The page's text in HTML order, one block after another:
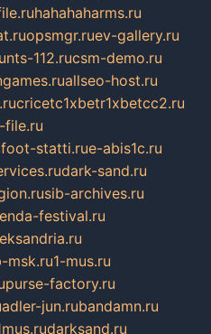
hahahaharms.ru
opsmgr.ruev-gallery.ru
112.rucsm-demo.ru
allseo-host.ru
cricetc1xbetr1xbetcc2.ru
file.ru
statti.rue-abis1c.ru
dark-sand.ru
sib-archives.ru
festival.ru
msk.ru1-mus.ru
purse-factory.ru
adler-jun.rubandamn.ru
darksand.ru